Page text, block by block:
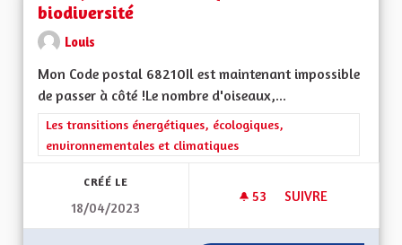
biodiversité
Louis
Mon Code postal 68210Il est maintenant impossible
de passer à côté !Le nombre d'oiseaux,...
Filtrer les résultats de la catégorie : Les transitions
Les transitions énergétiques, écologiques,
environnementales et climatiques
CRÉÉ LE
18/04/2023
53 53 ABONNÉS
SUIVRE